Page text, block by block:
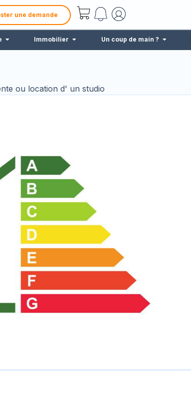
une demande
Immobilier Un coup de main ?
ou location d' un studio